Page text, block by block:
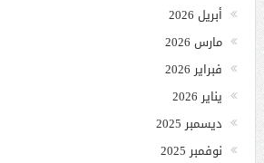
أبريل 2026
مارس 2026
فبراير 2026
يناير 2026
ديسمبر 2025
نوفمبر 2025